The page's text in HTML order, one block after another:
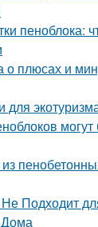
пеноблока:
о плюсах и
для
Подходит
Дома